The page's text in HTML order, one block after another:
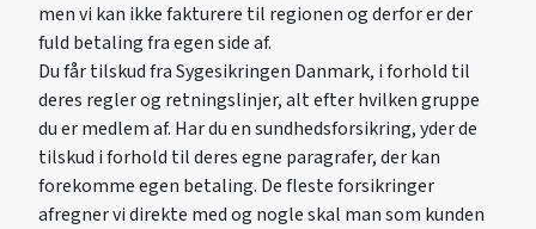
men vi kan ikke fakturere til regionen og derfor er der
fuld betaling fra egen side af.
Du får tilskud fra Sygesikringen Danmark, i forhold til
deres regler og retningslinjer, alt efter hvilken gruppe
du er medlem af. Har du en sundhedsforsikring, yder de
tilskud i forhold til deres egne paragrafer, der kan
forekomme egen betaling. De fleste forsikringer
afregner vi direkte med og nogle skal man som kunden